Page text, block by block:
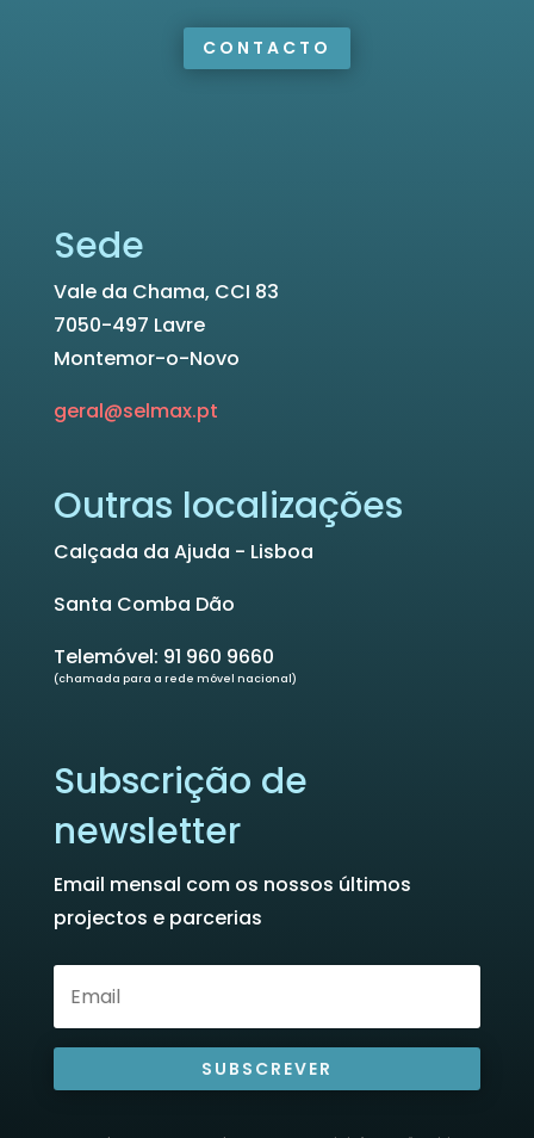
CONTACTO
Sede
Vale da Chama, CCI 83
7050-497 Lavre
Montemor-o-Novo
geral@selmax.pt
Outras localizações
Calçada da Ajuda - Lisboa
Santa Comba Dão
Telemóvel: 91 960 9660
(chamada para a rede móvel nacional)
Subscrição de
newsletter
Email mensal com os nossos últimos
projectos e parcerias
SUBSCREVER